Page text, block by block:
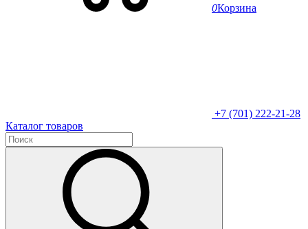
0Корзина
+7 (701) 222-21-28
Каталог товаров